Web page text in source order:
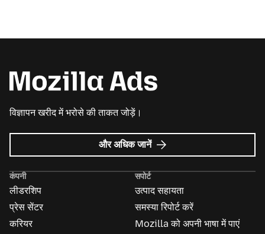
विज्ञापन खरीद में भरोसे की ताकत जोड़ें।
Mozilla
विज्ञापन
और अधिक जानें
कंपनी
लीडरशिप
प्रेस सेंटर
करियर
सपोर्ट
उत्पाद सहायता
समस्या रिपोर्ट करें
Mozilla को अपनी भाषा में पाएं